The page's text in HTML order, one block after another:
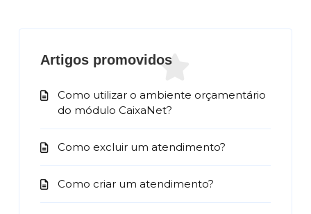
Artigos promovidos
Como utilizar o ambiente orçamentário
do módulo CaixaNet?
Como excluir um atendimento?
Como criar um atendimento?